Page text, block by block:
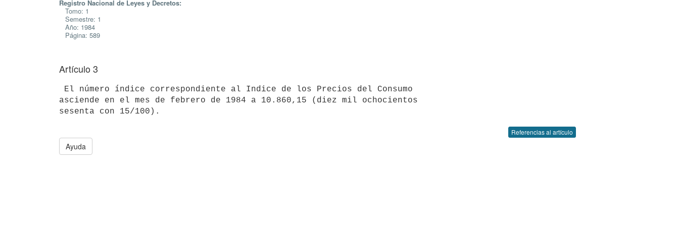
Registro Nacional de Leyes y Decretos:
Tomo: 1
Semestre: 1
Año: 1984
Página: 589
Artículo 3
asciende en el mes de febrero de 1984 a 10.860,15 (diez mil ochocientos
Referencias al artículo
Ayuda